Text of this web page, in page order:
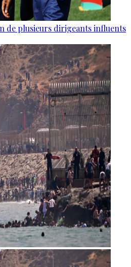
de plusieurs dirigeants influents